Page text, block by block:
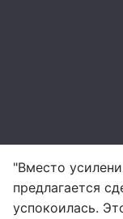
"Вместо
предлагается
успокоилась.